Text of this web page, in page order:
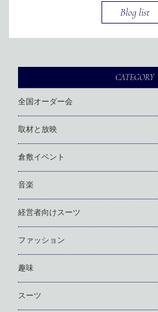
Blog list
CATEGORY
全国オーダー会
取材と放映
倉敷イベント
音楽
経営者向けスーツ
ファッション
趣味
スーツ